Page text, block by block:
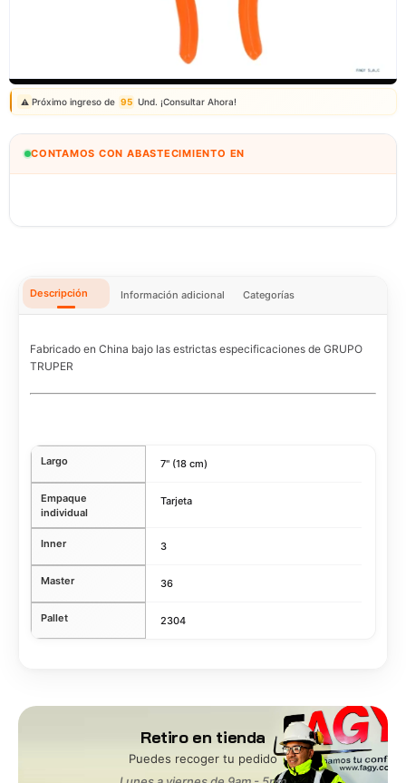
⚠️ Próximo ingreso de 95 Und. ¡Consultar Ahora!
CONTAMOS CON ABASTECIMIENTO EN
Descripción Información adicional Categorías
Fabricado en China bajo las estrictas especificaciones de GRUPO
TRUPER
Largo 7" (18 cm)
Empaque
individual
Tarjeta
Inner 3
Master 36
Pallet 2304
Retiro en tienda
Puedes recoger tu pedido